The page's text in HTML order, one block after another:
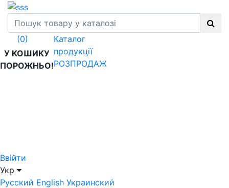
(0)
У КОШИКУ
ПОРОЖНЬО!
Каталог
продукції
РОЗПРОДАЖ
Ввійти
Укр
Русский English Украинский